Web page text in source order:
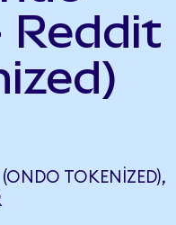
Reddit
TOKENIZED),